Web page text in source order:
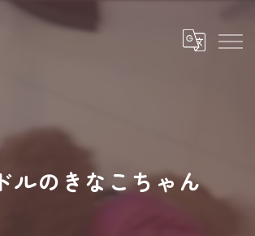
ルのきなこちゃん